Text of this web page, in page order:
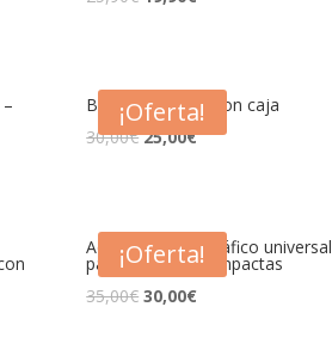
¡Oferta!
Brújula de latón con caja
30,00€ 25,00€
¡Oferta!
Adaptador fotográfico universal
para cámaras compactas
35,00€ 30,00€